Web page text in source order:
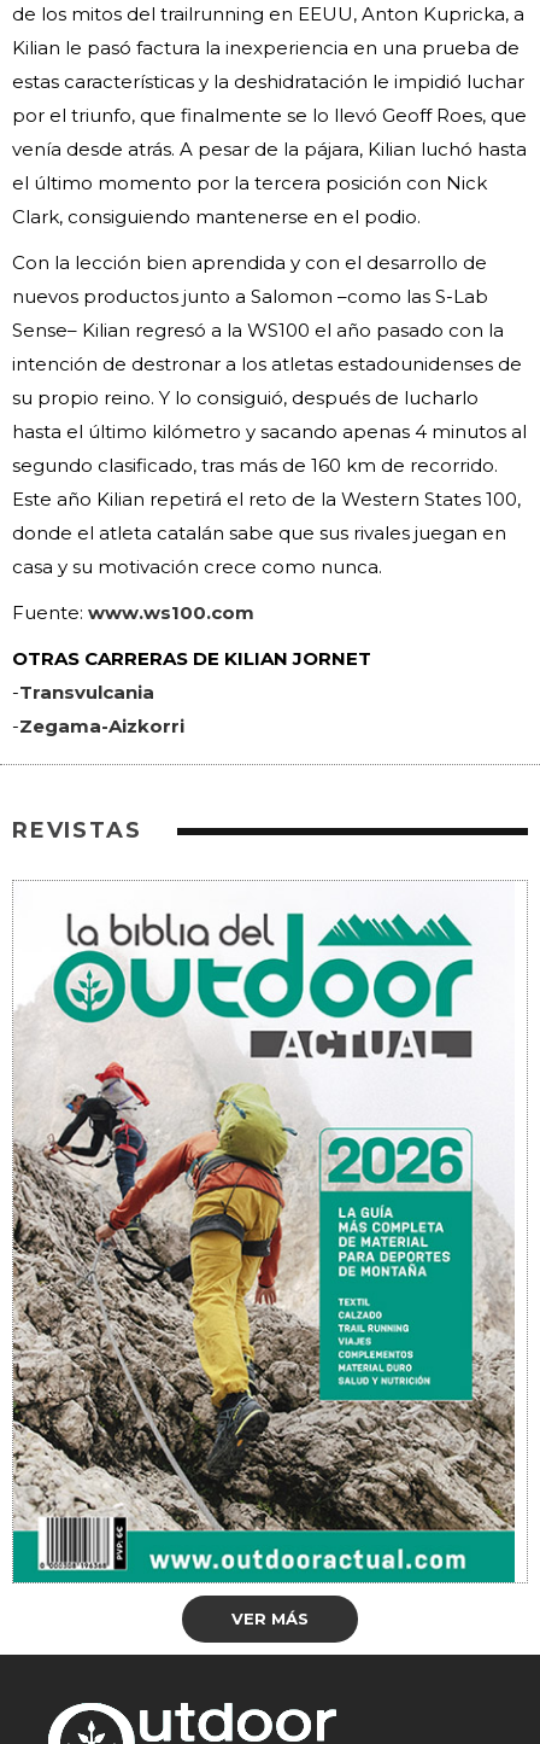
de los mitos del trailrunning en EEUU, Anton Kupricka, a
Kilian le pasó factura la inexperiencia en una prueba de
estas características y la deshidratación le impidió luchar
por el triunfo, que finalmente se lo llevó Geoff Roes, que
venía desde atrás. A pesar de la pájara, Kilian luchó hasta
el último momento por la tercera posición con Nick
Clark, consiguiendo mantenerse en el podio.
Con la lección bien aprendida y con el desarrollo de
nuevos productos junto a Salomon –como las S-Lab
Sense– Kilian regresó a la WS100 el año pasado con la
intención de destronar a los atletas estadounidenses de
su propio reino. Y lo consiguió, después de lucharlo
hasta el último kilómetro y sacando apenas 4 minutos al
segundo clasificado, tras más de 160 km de recorrido.
Este año Kilian repetirá el reto de la Western States 100,
donde el atleta catalán sabe que sus rivales juegan en
casa y su motivación crece como nunca.
Fuente: www.ws100.com
OTRAS CARRERAS DE KILIAN JORNET
-Transvulcania
-Zegama-Aizkorri
REVISTAS
VER MÁS